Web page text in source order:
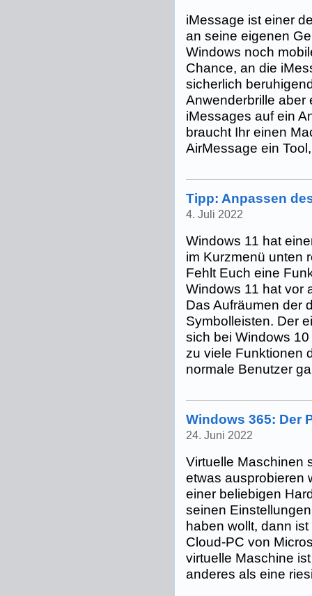
iMessage ist einer
an seine eigenen
Windows noch
Chance, an die
sicherlich
Anwenderbrille aber
iMessages auf ein
braucht Ihr einen
AirMessage ein
Tipp: Anpassen
4. Juli 2022
Windows 11 hat
im Kurzmenü unten
Fehlt Euch eine
Windows 11 hat vor
Das Aufräumen der
Symbolleisten. Der
sich bei Windows
zu viele Funktionen
normale Benutzer
Windows 365: Der
24. Juni 2022
Virtuelle Maschinen
etwas ausprobieren
einer beliebigen
seinen
haben wollt, dann
Cloud-PC von
virtuelle Maschine
anderes als eine